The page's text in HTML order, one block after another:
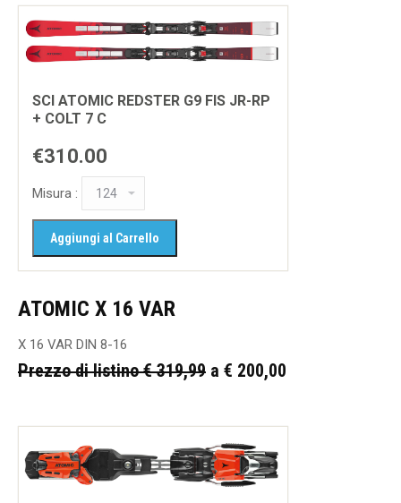
SCI ATOMIC REDSTER G9 FIS JR-RP
+ COLT 7 C
€310.00
Misura :
ATOMIC X 16 VAR
X 16 VAR DIN 8-16
Prezzo di listino € 319,99 a € 200,00